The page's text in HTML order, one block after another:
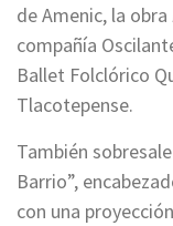
de Amenic, la obra
compañía
Ballet Folclórico
Tlacotepense.
También
Barrio”,
con una